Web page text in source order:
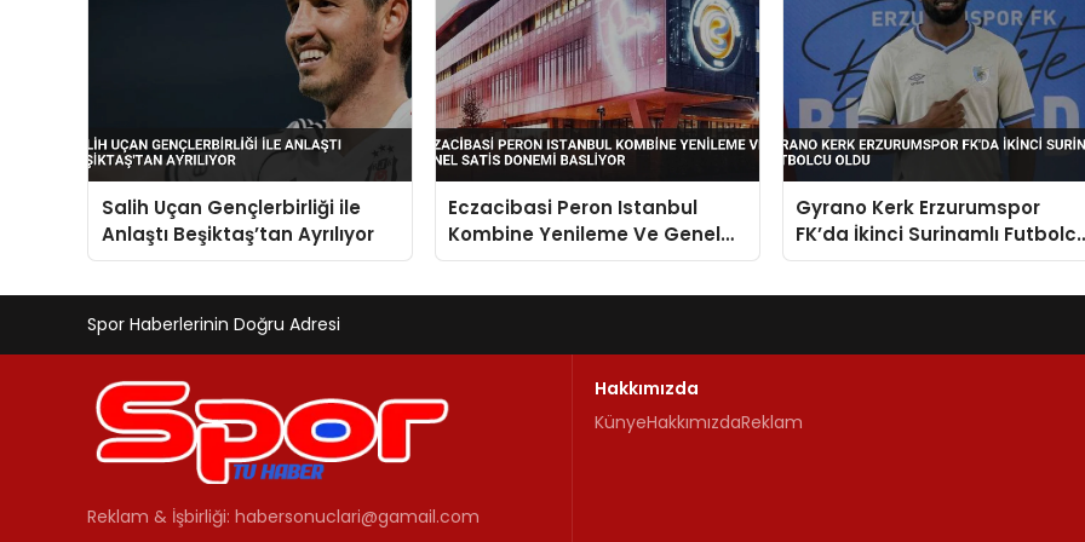
Salih Uçan Gençlerbirliği ile
Anlaştı Beşiktaş’tan Ayrılıyor
Eczacibasi Peron Istanbul
Kombine Yenileme Ve Genel
Satis Donemi Basliyor
Gyrano Kerk Erzurumspor
FK’da İkinci Surinamlı
Oldu
Spor Haberlerinin Doğru Adresi
Reklam & İşbirliği: habersonuclari@gamail.com
Hakkımızda
KünyeHakkımızdaReklam